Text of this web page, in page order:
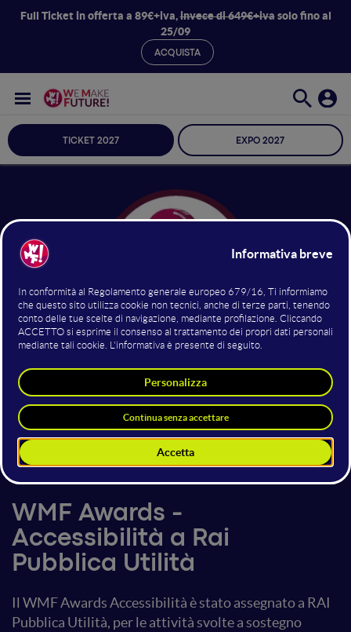
Full Ticket in offerta a 89€+iva,invece di 649€+ivasolo fino al
25/09
ACQUISTA
TICKET 2027 EXPO 2027
interpreti LIS di Rai Pubblica
Utilità
17 luglio 2021 12:50 - 12:55
WMF Awards -
Accessibilità a Rai
Pubblica Utilità
Il WMF Awards Accessibilità è stato assegnato a RAI
Pubblica Utilità, per le attività svolte a sostegno